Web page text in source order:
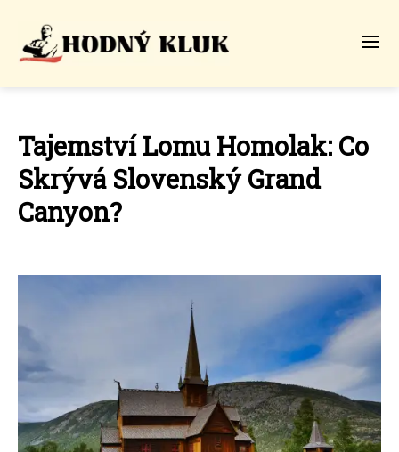
Tajemství Lomu Homolak: Co
Skrývá Slovenský Grand
Canyon?